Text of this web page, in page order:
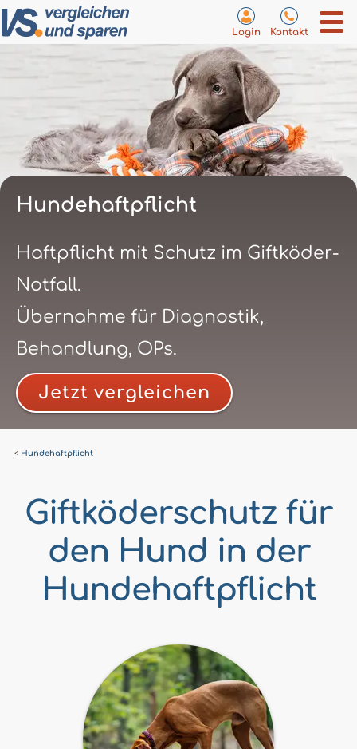
Login Kontakt
Hundehaftpflicht
Haftpflicht mit Schutz im Giftköder-
Notfall.
Übernahme für Diagnostik,
Behandlung, OPs.
Jetzt vergleichen
Hundehaftpflicht
Giftköderschutz für
den Hund in der
Hundehaftpflicht